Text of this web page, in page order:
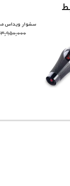
ویداس مدل 6365
تومان ۲,۸۸۳,۰۰۰